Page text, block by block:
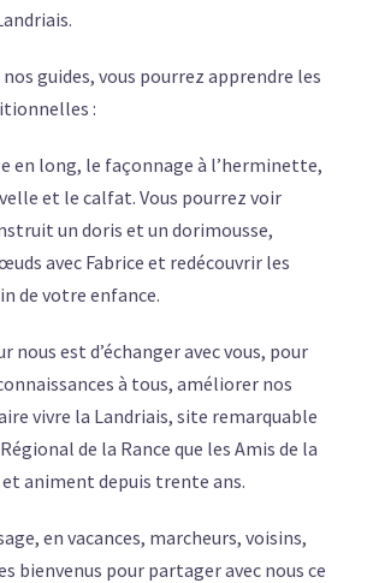
guides, vous pourrez apprendre les
:
en long, le façonnage à l’herminette,
et le calfat. Vous pourrez voir
un doris et un dorimousse,
avec Fabrice et redécouvrir les
de votre enfance.
nous est d’échanger avec vous, pour
à tous, améliorer nos
vivre la Landriais, site remarquable
de la Rance que les Amis de la
animent depuis trente ans.
en vacances, marcheurs, voisins,
bienvenus pour partager avec nous ce